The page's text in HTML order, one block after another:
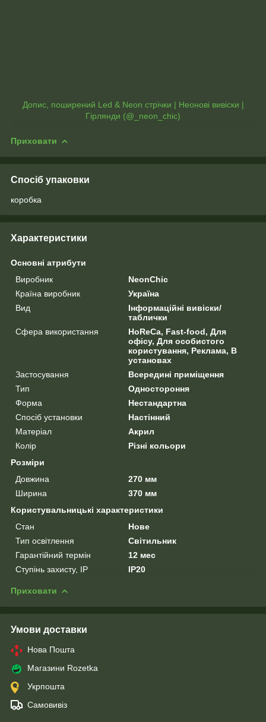
Допис, поширений Led & Neon стрічки | Неонові вивіски |
Гірлянди (@_neon_chic)
Приховати
Спосіб упаковки
коробка
Характеристики
Основні атрибути
Виробник
NeonChic
Країна виробник
Україна
Вид
Інформаційні вивіски/
таблички
Сфера використання
HoReCa, Fast-food, Для
офісу, Для особистого
користування, Реклама, В
установах
Застосування
Всередині приміщення
Тип
Одностороння
Форма
Нестандартна
Спосіб установки
Настінний
Матеріал
Акрил
Колір
Різні кольори
Розміри
Довжина
270 мм
Ширина
370 мм
Користувальницькі характеристики
Стан
Нове
Тип освітлення
Світильник
Гарантійний термін
12 мес
Ступінь захисту, IP
IP20
Приховати
Умови доставки
Нова Пошта
Магазини Rozetka
Укрпошта
Самовивіз